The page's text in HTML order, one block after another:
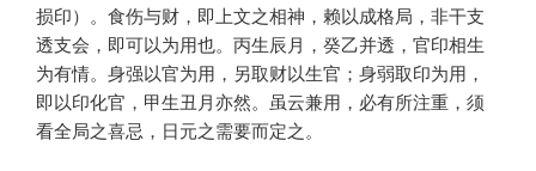
损印）。食伤与财，即上文之相神，赖以成格局，非干支
透支会，即可以为用也。丙生辰月，癸乙并透，官印相生
为有情。身强以官为用，另取财以生官；身弱取印为用，
即以印化官，甲生丑月亦然。虽云兼用，必有所注重，须
看全局之喜忌，日元之需要而定之。